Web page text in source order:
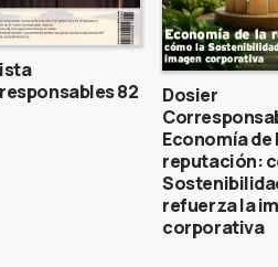
82
Dosier
Economía de
reputación:
refuerza la
corporativa